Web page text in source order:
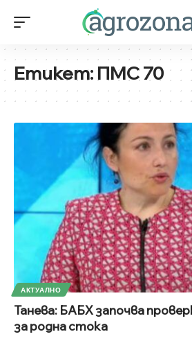
Етикет:ПМС 70
АКТУАЛНО
Танева: БАБХ започва
за родна стока